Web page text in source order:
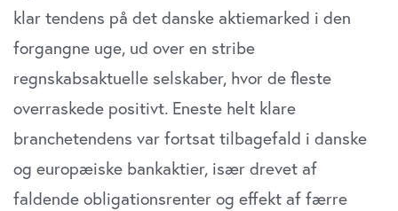
klar tendens på det danske aktiemarked i den
forgangne uge, ud over en stribe
regnskabsaktuelle selskaber, hvor de fleste
overraskede positivt. Eneste helt klare
branchetendens var fortsat tilbagefald i danske
og europæiske bankaktier, især drevet af
faldende obligationsrenter og effekt af færre